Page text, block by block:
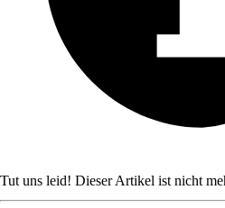
Tut uns leid! Dieser Artikel ist nicht